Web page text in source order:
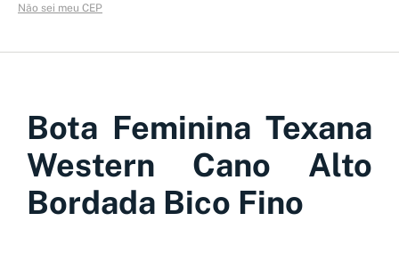
Não sei meu CEP
Bota Feminina Texana
Western Cano Alto
Bordada Bico Fino